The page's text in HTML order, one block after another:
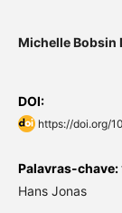
Michelle Bobsin
DOI:
https://doi.org/
Palavras-chave:
Hans Jonas